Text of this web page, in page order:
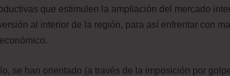
que estimulen la ampliación del mercado
al interior de la región, para así enfrentar con
se han orientado (a través de la imposición por